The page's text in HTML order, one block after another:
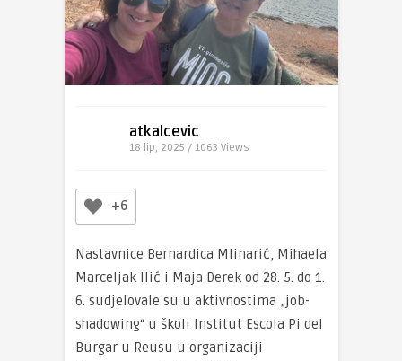
atkalcevic
18 lip, 2025 / 1063 Views
+6
Nastavnice Bernardica Mlinarić, Mihaela
Marceljak Ilić i Maja Ðerek od 28. 5. do 1.
6. sudjelovale su u aktivnostima „job-
shadowing“ u školi Institut Escola Pi del
Burgar u Reusu u organizaciji